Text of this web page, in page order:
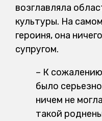
возглавляла
культуры. На
героиня, она
супругом.
– К
было
ничем не
такой